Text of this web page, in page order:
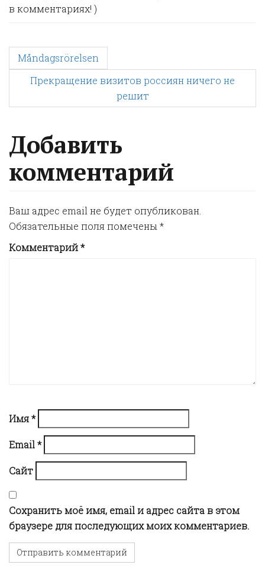
в комментариях! )
P
o
s
t
a
v
i
o
n
Måndagsrörelsen
Прекращение визитов россиян ничего не
решит
Добавить
комментарий
Ваш адрес email не будет опубликован.
Обязательные поля помечены *
Комментарий*
Имя*
Email*
Сайт
Сохранить моё имя, email и адрес сайта в этом
браузере для последующих моих комментариев.